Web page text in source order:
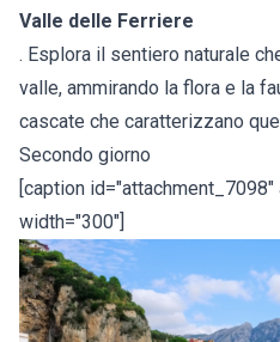
Valle delle Ferriere
. Esplora il sentiero naturale
valle, ammirando la flora e la
cascate che caratterizzano
Secondo giorno
[caption
width="300"]